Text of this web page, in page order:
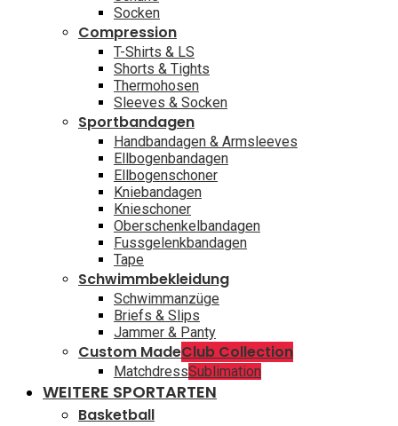
Socken
Compression
T-Shirts & LS
Shorts & Tights
Thermohosen
Sleeves & Socken
Sportbandagen
Handbandagen & Armsleeves
Ellbogenbandagen
Ellbogenschoner
Kniebandagen
Knieschoner
Oberschenkelbandagen
Fussgelenkbandagen
Tape
Schwimmbekleidung
Schwimmanzüge
Briefs & Slips
Jammer & Panty
Custom MadeClub Collection
MatchdressSublimation
WEITERE SPORTARTEN
Basketball